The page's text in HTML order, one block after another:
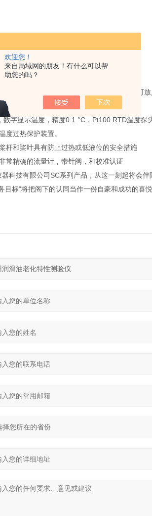
欢迎您！
来自局域网的朋友！有什么可以帮
助您的吗？
浴锅和精确的流量计。不锈钢盖子上有孔，可放
锈钢浴锅带水龙头阀门，高效的热绝缘效果。
字显示温度，精度0.1 °C，Pt100 RTD温度探头
度过热保护装置。
杆和桨叶具有防止过热或低液位的安全措施
常精确的流量计，带针阀，和校准认证
科技有限公司SC系列产品，从这一刻起将会
目标”将把阁下的认同当作一份自豪和成功的喜